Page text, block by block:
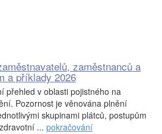
zaměstnanců a
a příklady 2026
přehled v oblasti pojistného na
Pozornost je věnována plnění
skupinami plátců, postupům
... pokračování